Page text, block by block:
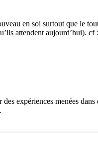
en soi surtout que le
attendent aujourd’hui).
expériences menées